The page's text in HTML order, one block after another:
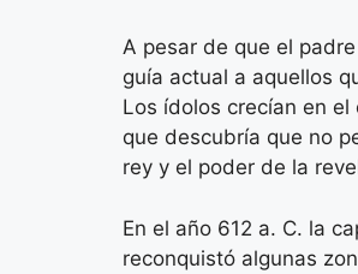
A pesar de que el
guía actual a aquellos
Los ídolos crecían en
que descubría que no
rey y el poder de la
En el año 612 a. C. la
reconquistó algunas